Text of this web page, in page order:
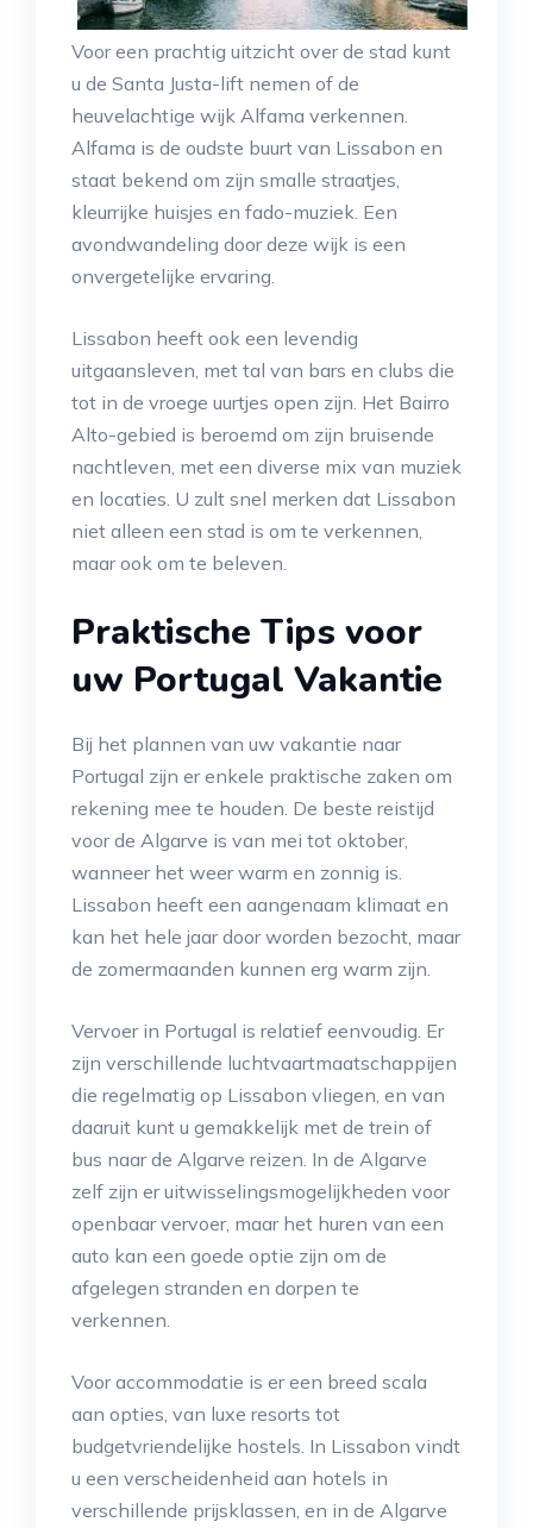
Voor een prachtig uitzicht over de stad kunt
u de Santa Justa-lift nemen of de
heuvelachtige wijk Alfama verkennen.
Alfama is de oudste buurt van Lissabon en
staat bekend om zijn smalle straatjes,
kleurrijke huisjes en fado-muziek. Een
avondwandeling door deze wijk is een
onvergetelijke ervaring.
Lissabon heeft ook een levendig
uitgaansleven, met tal van bars en clubs die
tot in de vroege uurtjes open zijn. Het Bairro
Alto-gebied is beroemd om zijn bruisende
nachtleven, met een diverse mix van muziek
en locaties. U zult snel merken dat Lissabon
niet alleen een stad is om te verkennen,
maar ook om te beleven.
Praktische Tips voor
uw Portugal Vakantie
Bij het plannen van uw vakantie naar
Portugal zijn er enkele praktische zaken om
rekening mee te houden. De beste reistijd
voor de Algarve is van mei tot oktober,
wanneer het weer warm en zonnig is.
Lissabon heeft een aangenaam klimaat en
kan het hele jaar door worden bezocht, maar
de zomermaanden kunnen erg warm zijn.
Vervoer in Portugal is relatief eenvoudig. Er
zijn verschillende luchtvaartmaatschappijen
die regelmatig op Lissabon vliegen, en van
daaruit kunt u gemakkelijk met de trein of
bus naar de Algarve reizen. In de Algarve
zelf zijn er uitwisselingsmogelijkheden voor
openbaar vervoer, maar het huren van een
auto kan een goede optie zijn om de
afgelegen stranden en dorpen te
verkennen.
Voor accommodatie is er een breed scala
aan opties, van luxe resorts tot
budgetvriendelijke hostels. In Lissabon vindt
u een verscheidenheid aan hotels in
verschillende prijsklassen, en in de Algarve